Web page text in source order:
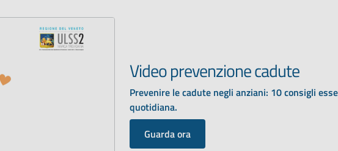
Video prevenzione cadute
Prevenire le cadute negli anziani: 10 consigli
quotidiana.
Guarda ora